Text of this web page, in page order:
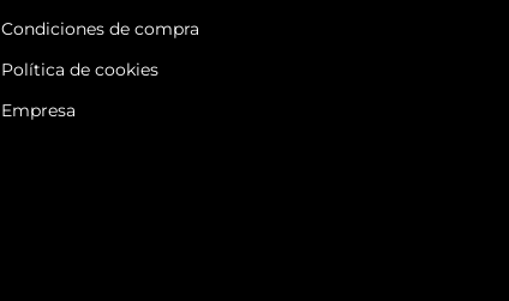
Condiciones de compra
Política de cookies
Empresa